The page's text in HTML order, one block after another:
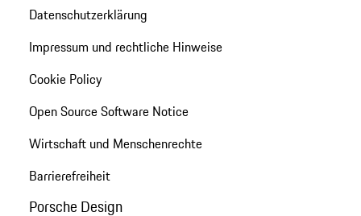
Datenschutzerklärung
Impressum und rechtliche Hinweise
Cookie Policy
Open Source Software Notice
Wirtschaft und Menschenrechte
Barrierefreiheit
Porsche Design